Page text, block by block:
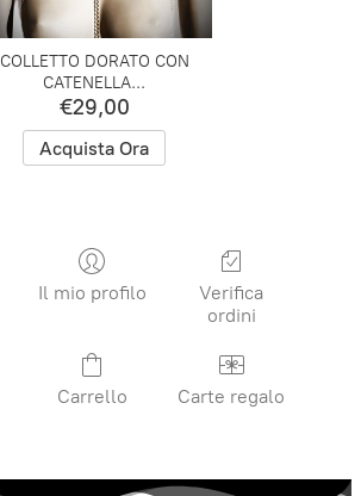
COLLETTO DORATO CON
CATENELLA...
€29,00
Acquista Ora
Il mio profilo
Verifica
ordini
Carrello Carte regalo